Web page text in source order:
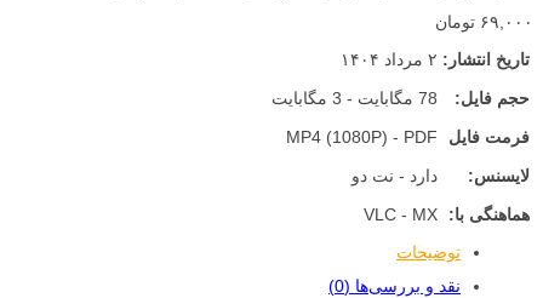
۶۹,۰۰۰ تومان
تاریخ انتشار: ۲ مرداد ۱۴۰۴
حجم فایل:
78 مگابایت - 3 مگابایت
فرمت فایل
MP4 (1080P) - PDF
لایسنس:
دارد - نت دو
هماهنگی با:
VLC - MX
توضیحات
نقد و بررسی‌ها (0)